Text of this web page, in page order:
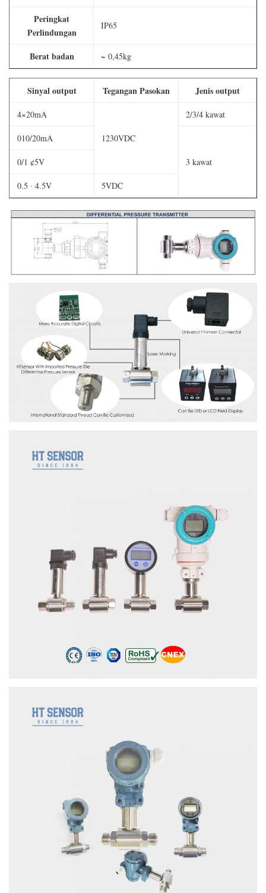
Peringkat
Perlindungan
IP65
Berat badan ~ 0,45kg
Sinyal output Tegangan Pasokan Jenis output
4×20mA
1230VDC
2/3/4 kawat
010/20mA
3 kawat
0/1 ¢5V
0.5 ∙ 4.5V 5VDC